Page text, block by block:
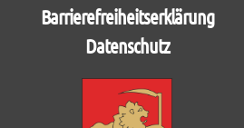
Barrierefreiheitserklärung
Datenschutz